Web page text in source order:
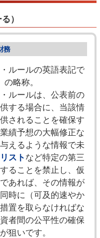
）
務
ルールの英語表記で
略称。
ルールは、公表前の
する場合に、当該情
されることを確保す
績予想の大幅修正な
えるような情報で未
スト など特定の第三
ることを禁止し、仮
あれば、その情報が
時に（可及的速やか
置を取らなければな
者間の公平性の確保
狙いです。